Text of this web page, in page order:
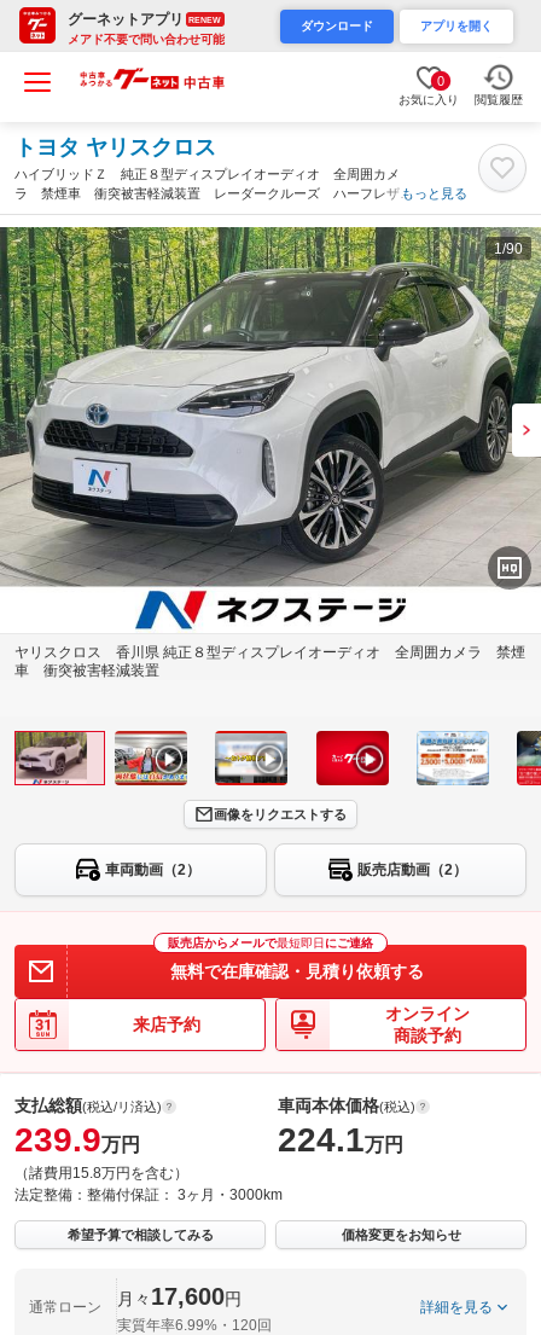
グーネットアプリ RENEW
メアド不要で問い合わせ可能
ダウンロード アプリを開く
0
お気に入り 閲覧履歴
トヨタ ヤリスクロス
ハイブリッドＺ 純正８型ディスプレイオーディオ 全周囲カメ
ラ 禁煙車 衝突被害軽減装置 レーダークルーズ ハーフレザー
シート パワーシート ドラレコ コーナーセンサー スマートキ
ー ＬＥＤヘッド ビルトインＥＴＣ（香川県）
もっと見る
1/90
ヤリスクロス 香川県 純正８型ディスプレイオーディオ 全周囲カメラ 禁煙
車 衝突被害軽減装置
画像をリクエストする
車両動画（2） 販売店動画（2）
販売店からメールで最短即日 にご連絡
無料で在庫確認・見積り依頼する
来店予約
オンライン
商談予約
支払総額(税込/リ済込)
239.9万円
（諸費用15.8万円を含む）
車両本体価格(税込)
224.1万円
法定整備： 整備付保証： 3ヶ月・3000km
希望予算で相談してみる 価格変更をお知らせ
通常ローン 月々 17,600円
実質年率6.99%・120回
詳細を見る